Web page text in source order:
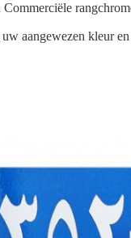
aangewezen kleur